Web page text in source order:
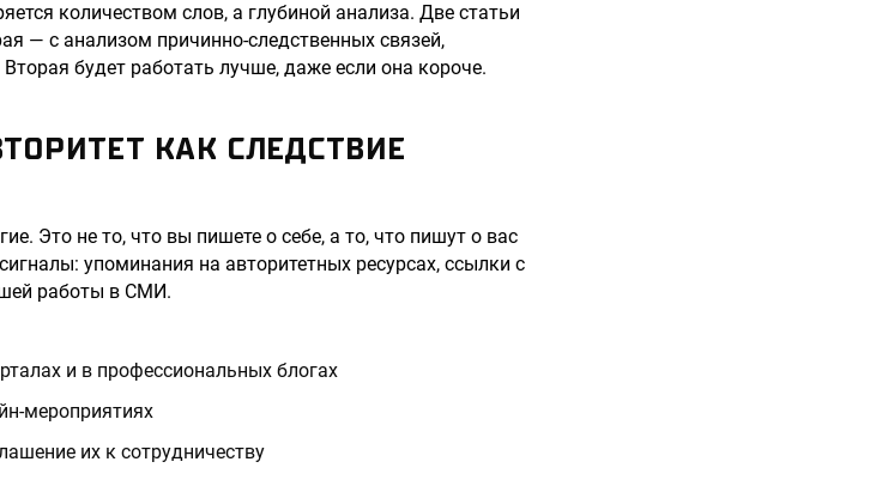
количеством слов, а глубиной анализа. Две статьи
— с анализом причинно-следственных связей,
будет работать лучше, даже если она короче.
КАК СЛЕДСТВИЕ
Это не то, что вы пишете о себе, а то, что пишут о вас
упоминания на авторитетных ресурсах, ссылки с
работы в СМИ.
и в профессиональных блогах
мероприятиях
их к сотрудничеству